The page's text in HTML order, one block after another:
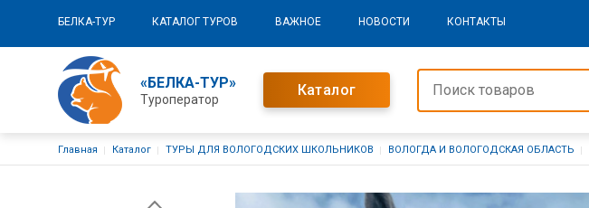
Основная навигация
БЕЛКА-ТУР КАТАЛОГ ТУРОВ ВАЖНОЕ НОВОСТИ КОНТАКТЫ
«БЕЛКА-ТУР»
Туроператор
Каталог
Строка навигации
Главная Каталог ТУРЫ ДЛЯ ВОЛОГОДСКИХ ШКОЛЬНИКОВ ВОЛОГДА И ВОЛОГОДСКАЯ ОБЛАСТЬ